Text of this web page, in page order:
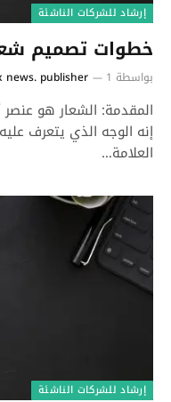
إرشاد للشركات الناشئة
خطوات تصميم
بواسطة news. publisher 1 أغسطس، 2024
المقدمة: الشعار هو
إنه الوجه الذي يتعرف
العلامة…
إرشاد للشركات الناشئة